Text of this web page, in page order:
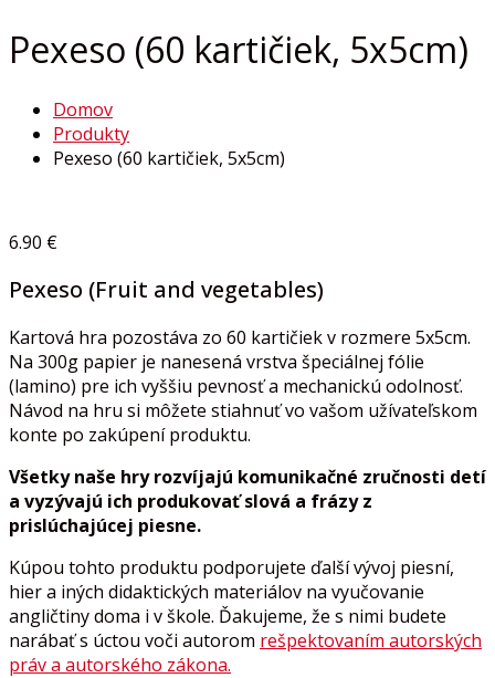
Pexeso (60 kartičiek, 5x5cm)
Domov
Produkty
Pexeso (60 kartičiek, 5x5cm)
6.90 €
Pexeso (Fruit and vegetables)
Kartová hra pozostáva zo 60 kartičiek v rozmere 5x5cm.
Na 300g papier je nanesená vrstva špeciálnej fólie
(lamino) pre ich vyššiu pevnosť a mechanickú odolnosť.
Návod na hru si môžete stiahnuť vo vašom užívateľskom
konte po zakúpení produktu.
Všetky naše hry rozvíjajú komunikačné zručnosti detí
a vyzývajú ich produkovať slová a frázy z
prislúchajúcej piesne.
Kúpou tohto produktu podporujete ďalší vývoj piesní,
hier a iných didaktických materiálov na vyučovanie
angličtiny doma i v škole. Ďakujeme, že s nimi budete
narábať s úctou voči autorom rešpektovaním autorských
práv a autorského zákona.